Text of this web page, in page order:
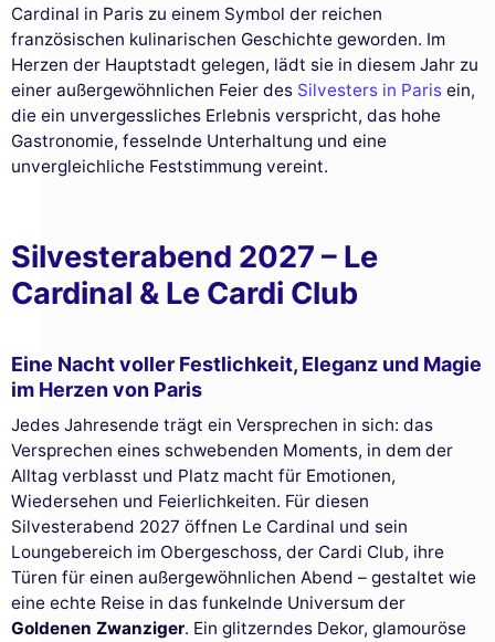
Cardinal in Paris zu einem Symbol der reichen
französischen kulinarischen Geschichte geworden. Im
Herzen der Hauptstadt gelegen, lädt sie in diesem Jahr zu
einer außergewöhnlichen Feier des Silvesters in Paris ein,
die ein unvergessliches Erlebnis verspricht, das hohe
Gastronomie, fesselnde Unterhaltung und eine
unvergleichliche Feststimmung vereint.
Silvesterabend 2027 – Le
Cardinal & Le Cardi Club
Eine Nacht voller Festlichkeit, Eleganz und Magie
im Herzen von Paris
Jedes Jahresende trägt ein Versprechen in sich: das
Versprechen eines schwebenden Moments, in dem der
Alltag verblasst und Platz macht für Emotionen,
Wiedersehen und Feierlichkeiten. Für diesen
Silvesterabend 2027 öffnen Le Cardinal und sein
Loungebereich im Obergeschoss, der Cardi Club, ihre
Türen für einen außergewöhnlichen Abend – gestaltet wie
eine echte Reise in das funkelnde Universum der
Goldenen Zwanziger. Ein glitzerndes Dekor, glamouröse